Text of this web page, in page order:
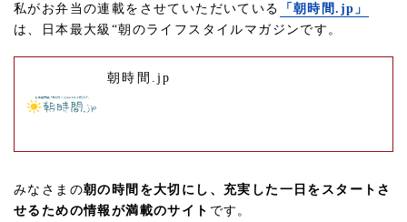
私がお弁当の連載をさせていただいている
「朝時間.jp」
は、日本最大級“朝のライフスタイルマガジンです。
朝時間.jp
みなさまの朝の時間を大切にし、充実した一日をスタートさ
せるための情報が満載のサイト です。